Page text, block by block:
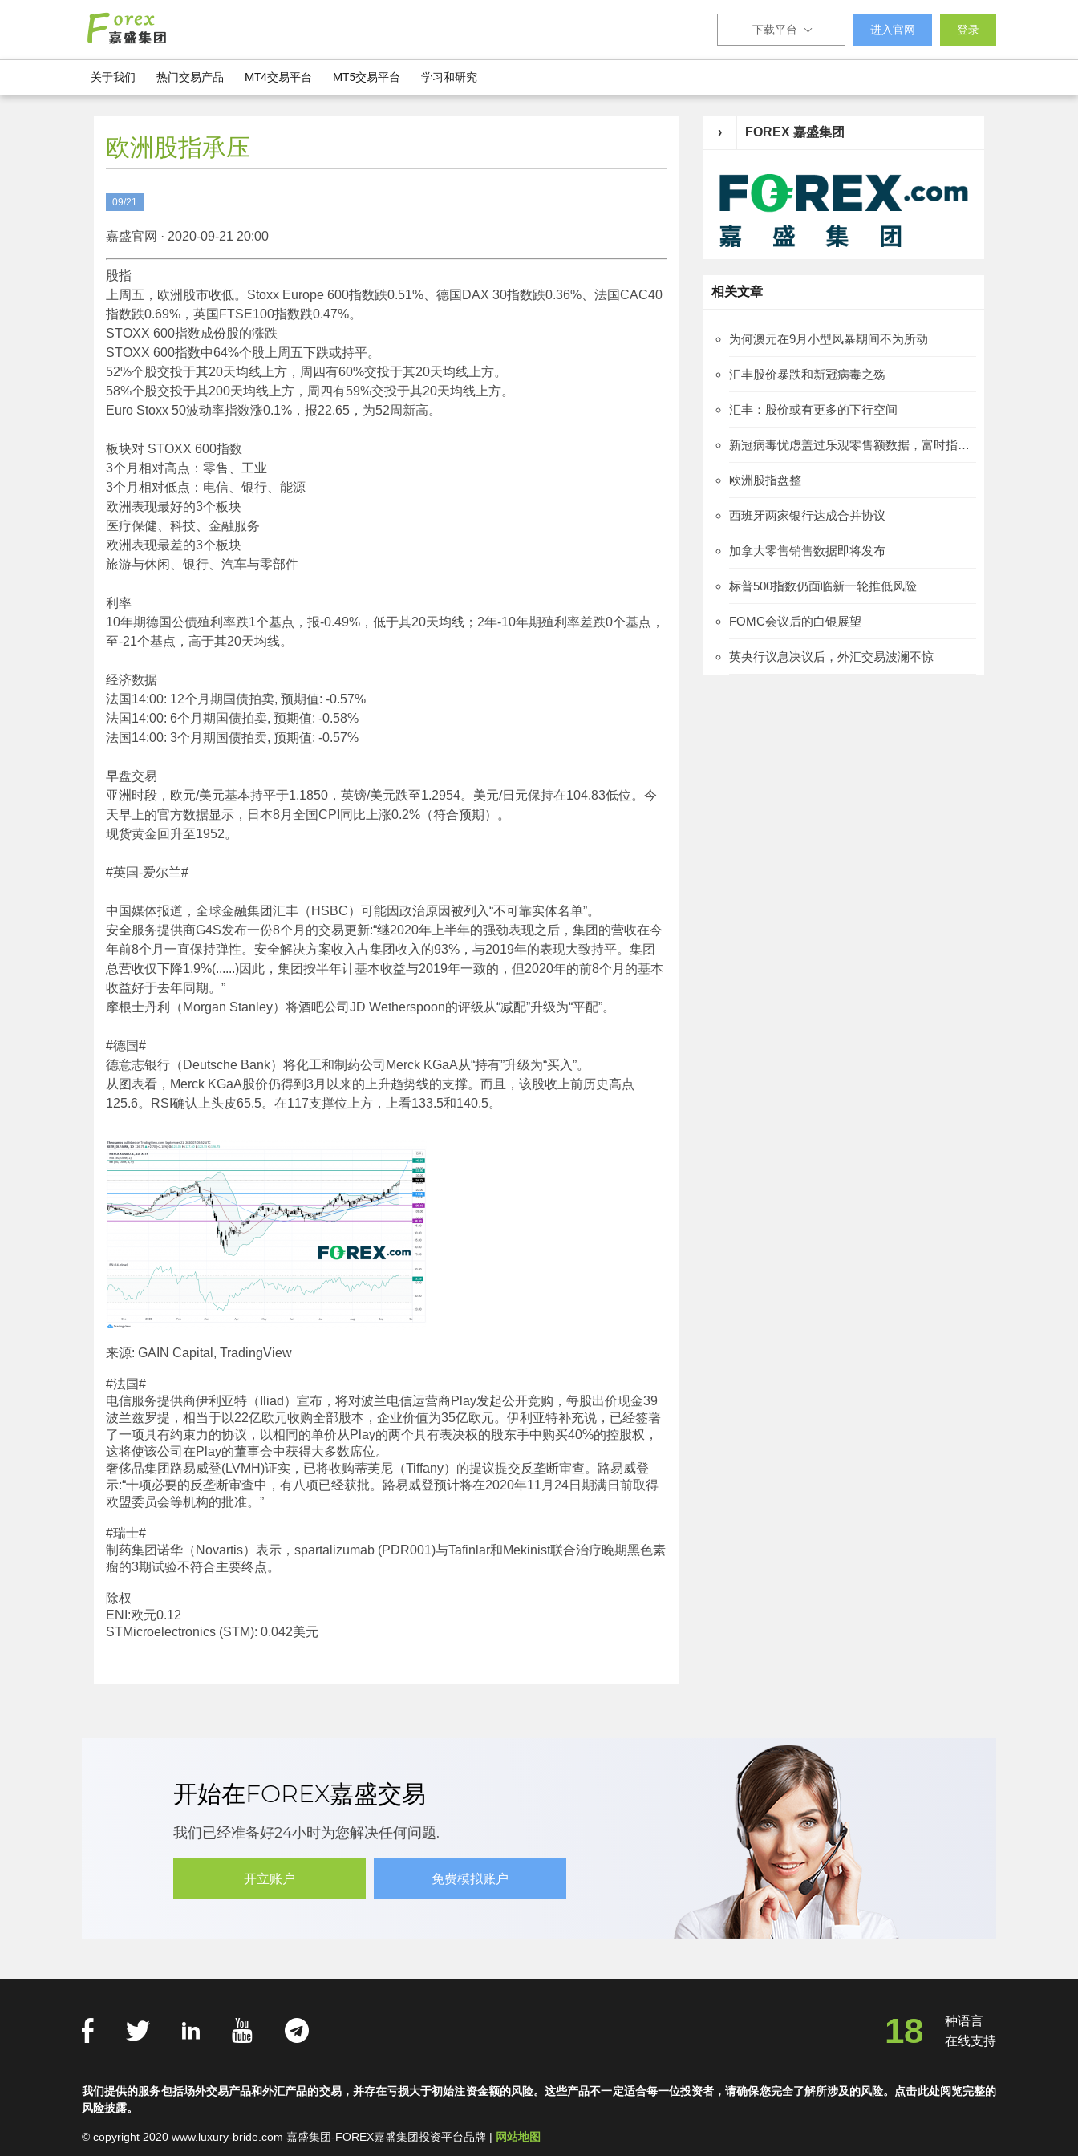
下载平台 进入官网 登录
关于我们 热门交易产品 MT4交易平台 MT5交易平台 学习和研究
欧洲股指承压
09/21
嘉盛官网 · 2020-09-21 20:00
股指
上周五，欧洲股市收低。Stoxx Europe 600指数跌0.51%、德国DAX 30指数跌0.36%、法国CAC40
指数跌0.69%，英国FTSE100指数跌0.47%。
STOXX 600指数成份股的涨跌
STOXX 600指数中64%个股上周五下跌或持平。
52%个股交投于其20天均线上方，周四有60%交投于其20天均线上方。
58%个股交投于其200天均线上方，周四有59%交投于其20天均线上方。
Euro Stoxx 50波动率指数涨0.1%，报22.65，为52周新高。
板块对 STOXX 600指数
3个月相对高点：零售、工业
3个月相对低点：电信、银行、能源
欧洲表现最好的3个板块
医疗保健、科技、金融服务
欧洲表现最差的3个板块
旅游与休闲、银行、汽车与零部件
利率
10年期德国公债殖利率跌1个基点，报-0.49%，低于其20天均线；2年-10年期殖利率差跌0个基点，
至-21个基点，高于其20天均线。
经济数据
法国14:00: 12个月期国债拍卖, 预期值: -0.57%
法国14:00: 6个月期国债拍卖, 预期值: -0.58%
法国14:00: 3个月期国债拍卖, 预期值: -0.57%
早盘交易
亚洲时段，欧元/美元基本持平于1.1850，英镑/美元跌至1.2954。美元/日元保持在104.83低位。今
天早上的官方数据显示，日本8月全国CPI同比上涨0.2%（符合预期）。
现货黄金回升至1952。
#英国-爱尔兰#
中国媒体报道，全球金融集团汇丰（HSBC）可能因政治原因被列入“不可靠实体名单”。
安全服务提供商G4S发布一份8个月的交易更新:“继2020年上半年的强劲表现之后，集团的营收在今
年前8个月一直保持弹性。安全解决方案收入占集团收入的93%，与2019年的表现大致持平。集团
总营收仅下降1.9%(......)因此，集团按半年计基本收益与2019年一致的，但2020年的前8个月的基本
收益好于去年同期。”
摩根士丹利（Morgan Stanley）将酒吧公司JD Wetherspoon的评级从“减配”升级为“平配”。
#德国#
德意志银行（Deutsche Bank）将化工和制药公司Merck KGaA从“持有”升级为“买入”。
从图表看，Merck KGaA股价仍得到3月以来的上升趋势线的支撑。而且，该股收上前历史高点
125.6。RSI确认上头皮65.5。在117支撑位上方，上看133.5和140.5。
来源: GAIN Capital, TradingView
#法国#
电信服务提供商伊利亚特（Iliad）宣布，将对波兰电信运营商Play发起公开竞购，每股出价现金39
波兰兹罗提，相当于以22亿欧元收购全部股本，企业价值为35亿欧元。伊利亚特补充说，已经签署
了一项具有约束力的协议，以相同的单价从Play的两个具有表决权的股东手中购买40%的控股权，
这将使该公司在Play的董事会中获得大多数席位。
奢侈品集团路易威登(LVMH)证实，已将收购蒂芙尼（Tiffany）的提议提交反垄断审查。路易威登
示:“十项必要的反垄断审查中，有八项已经获批。路易威登预计将在2020年11月24日期满日前取得
欧盟委员会等机构的批准。”
#瑞士#
制药集团诺华（Novartis）表示，spartalizumab (PDR001)与Tafinlar和Mekinist联合治疗晚期黑色素
瘤的3期试验不符合主要终点。
除权
ENI:欧元0.12
STMicroelectronics (STM): 0.042美元
› FOREX 嘉盛集团
相关文章
为何澳元在9月小型风暴期间不为所动
汇丰股价暴跌和新冠病毒之殇
汇丰：股价或有更多的下行空间
新冠病毒忧虑盖过乐观零售额数据，富时指数走低
欧洲股指盘整
西班牙两家银行达成合并协议
加拿大零售销售数据即将发布
标普500指数仍面临新一轮推低风险
FOMC会议后的白银展望
英央行议息决议后，外汇交易波澜不惊
开始在FOREX嘉盛交易
我们已经准备好24小时为您解决任何问题.
开立账户 免费模拟账户
18
种语言
在线支持
我们提供的服务包括场外交易产品和外汇产品的交易，并存在亏损大于初始注资金额的风险。这些产品不一定适合每一位投资者，请确保您完全了解所涉及的风险。点击此处阅览完整的
风险披露。
© copyright 2020 www.luxury-bride.com 嘉盛集团-FOREX嘉盛集团投资平台品牌 | 网站地图